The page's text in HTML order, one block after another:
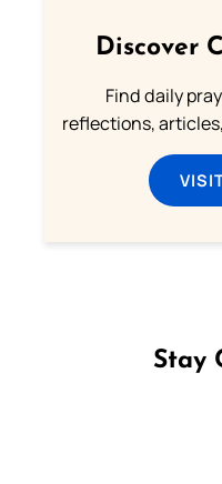
Discover
Find daily
reflections,
Stay